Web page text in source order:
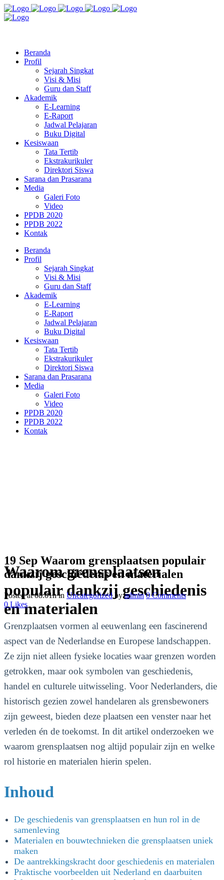
Beranda
Profil
Sejarah Singkat
Visi & Misi
Guru dan Staff
Akademik
E-Learning
E-Raport
Jadwal Pelajaran
Buku Digital
Kesiswaan
Tata Tertib
Ekstrakurikuler
Direktori Siswa
Sarana dan Prasarana
Media
Galeri Foto
Video
PPDB 2020
PPDB 2022
Kontak
Beranda
Profil
Sejarah Singkat
Visi & Misi
Guru dan Staff
Akademik
E-Learning
E-Raport
Jadwal Pelajaran
Buku Digital
Kesiswaan
Tata Tertib
Ekstrakurikuler
Direktori Siswa
Sarana dan Prasarana
Media
Galeri Foto
Video
PPDB 2020
PPDB 2022
Kontak
Waarom grensplaatsen
populair dankzij geschiedenis
en materialen
19 Sep Waarom grensplaatsen populair
dankzij geschiedenis en materialen
Posted at 08:01hin Uncategorized byadmin 0 Comments
0 Likes
Grenzplaatsen vormen al eeuwenlang een fascinerend
aspect van de Nederlandse en Europese landschappen.
Ze zijn niet alleen fysieke locaties waar grenzen worden
getrokken, maar ook symbolen van geschiedenis,
handel en culturele uitwisseling. Voor Nederlanders, die
historisch gezien zowel handelaren als grensbewoners
zijn geweest, bieden deze plaatsen een venster naar het
verleden én de toekomst. In dit artikel onderzoeken we
waarom grensplaatsen nog altijd populair zijn en welke
rol historie en materialen hierin spelen.
Inhoud
De geschiedenis van grensplaatsen en hun rol in de
samenleving
Materialen en bouwtechnieken die grensplaatsen uniek
maken
De aantrekkingskracht door geschiedenis en materialen
Praktische voorbeelden uit Nederland en daarbuiten